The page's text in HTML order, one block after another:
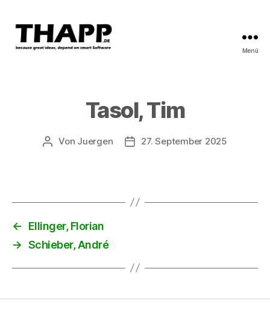
Menü
Tasol, Tim
Beitragsautor
Von Juergen Beitragsdatum
27. September 2025
←
Ellinger, Florian
→ Schieber, André